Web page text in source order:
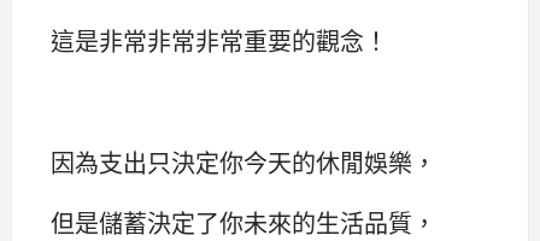
這是非常非常非常重要的觀念！
因為支出只決定你今天的休閒娛樂，
但是儲蓄決定了你未來的生活品質，